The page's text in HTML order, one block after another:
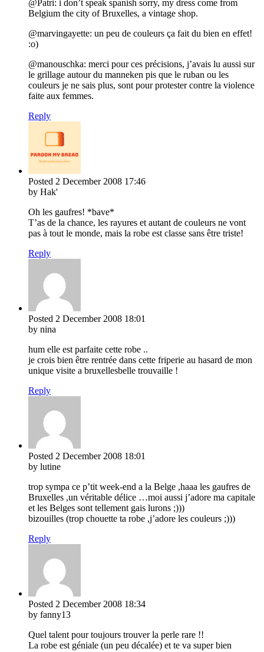
@Patri: i don’t speak spanish sorry, my dress come from
Belgium the city of Bruxelles, a vintage shop.
@marvingayette: un peu de couleurs ça fait du bien en effet!
:o)
@manouschka: merci pour ces précisions, j’avais lu aussi sur
le grillage autour du manneken pis que le ruban ou les
couleurs je ne sais plus, sont pour protester contre la violence
faite aux femmes.
Reply
Posted 2 December 2008 17:46
by Hak'
Oh les gaufres! *bave*
T’as de la chance, les rayures et autant de couleurs ne vont
pas à tout le monde, mais la robe est classe sans être triste!
Reply
Posted 2 December 2008 18:01
by nina
hum elle est parfaite cette robe ..
je crois bien être rentrée dans cette friperie au hasard de mon
unique visite a bruxellesbelle trouvaille !
Reply
Posted 2 December 2008 18:01
by lutine
trop sympa ce p’tit week-end a la Belge ,haaa les gaufres de
Bruxelles ,un véritable délice …moi aussi j’adore ma capitale
et les Belges sont tellement gais lurons ;)))
bizouilles (trop chouette ta robe ,j’adore les couleurs ;)))
Reply
Posted 2 December 2008 18:34
by fanny13
Quel talent pour toujours trouver la perle rare !!
La robe est géniale (un peu décalée) et te va super bien